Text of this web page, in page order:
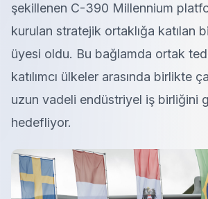
şekillenen C-390 Millennium
kurulan stratejik ortaklığa katılan
üyesi oldu. Bu bağlamda ortak
katılımcı ülkeler arasında birlikte
uzun vadeli endüstriyel iş birliğini
hedefliyor.